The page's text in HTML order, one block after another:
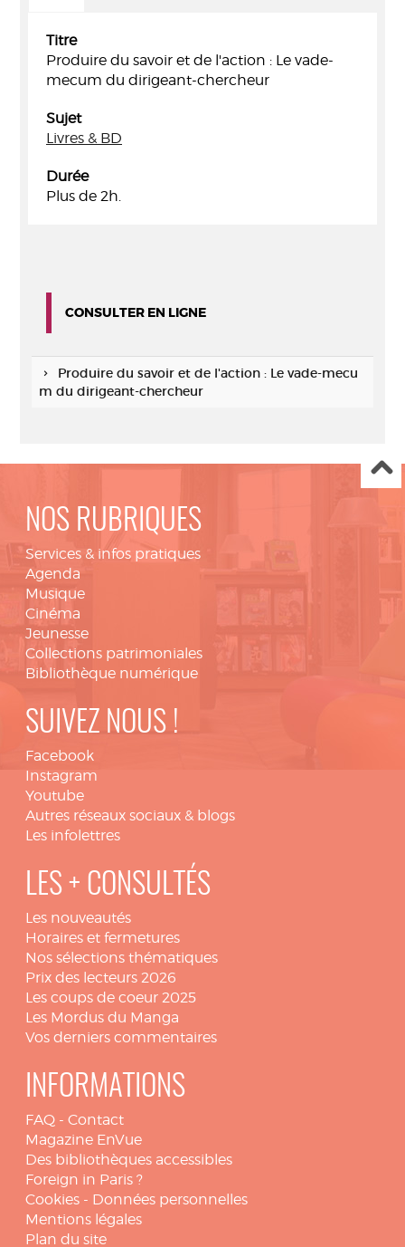
Titre
Produire du savoir et de l'action : Le vade-
mecum du dirigeant-chercheur
Sujet
Livres & BD
Durée
Plus de 2h.
CONSULTER EN LIGNE
Produire du savoir et de l'action : Le vade-mecu
m du dirigeant-chercheur
NOS RUBRIQUES
Services & infos pratiques
Agenda
Musique
Cinéma
Jeunesse
Collections patrimoniales
Bibliothèque numérique
SUIVEZ NOUS !
Facebook
Instagram
Youtube
Autres réseaux sociaux & blogs
Les infolettres
LES + CONSULTÉS
Les nouveautés
Horaires et fermetures
Nos sélections thématiques
Prix des lecteurs 2026
Les coups de coeur 2025
Les Mordus du Manga
Vos derniers commentaires
INFORMATIONS
FAQ - Contact
Magazine EnVue
Des bibliothèques accessibles
Foreign in Paris ?
Cookies - Données personnelles
Mentions légales
Plan du site